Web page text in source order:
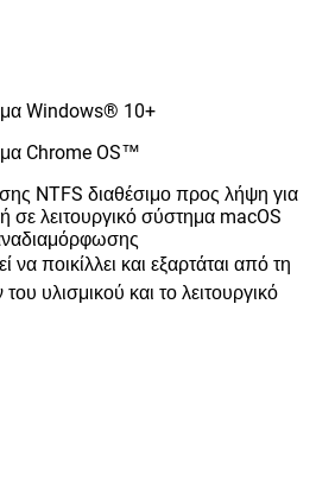
Windows® 10+
Chrome OS™
NTFS διαθέσιμο προς λήψη για
λειτουργικό σύστημα macOS
ποικίλλει και εξαρτάται από τη
υλισμικού και το λειτουργικό